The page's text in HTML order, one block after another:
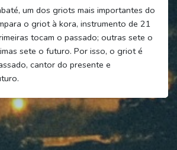
um dos griots mais importantes do
o griot à kora, instrumento de 21
tocam o passado; outras sete o
sete o futuro. Por isso, o griot é
cantor do presente e